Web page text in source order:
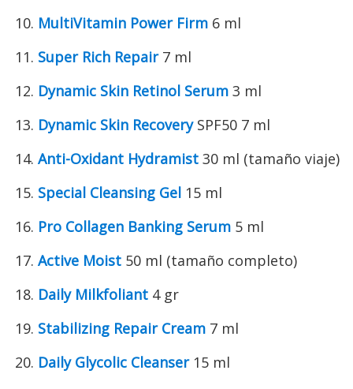
MultiVitamin Power Firm 6 ml
Super Rich Repair7 ml
Dynamic Skin Retinol Serum 3 ml
Dynamic Skin RecoverySPF50 7 ml
Anti-Oxidant Hydramist 30 ml (tamaño viaje)
Special Cleansing Gel 15 ml
Pro Collagen Banking Serum 5 ml
Active Moist 50 ml (tamaño completo)
Daily Milkfoliant 4 gr
Stabilizing Repair Cream 7 ml
Daily Glycolic Cleanser15 ml